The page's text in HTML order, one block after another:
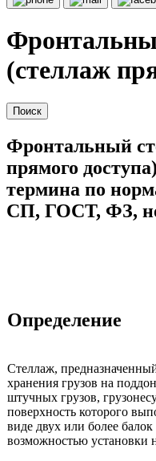
(стеллаж
Поиск
Фронтальный
прямого
термина по
СП, ГОСТ, ФЗ,
Определение
Стеллаж,
хранения грузов на
штучных грузов,
поверхность которого
виде двух или более балок
возможностью установки